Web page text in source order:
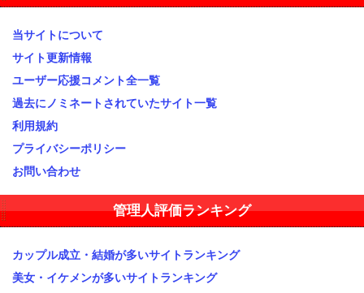
当サイトについて
サイト更新情報
ユーザー応援コメント全一覧
過去にノミネートされていたサイト一覧
利用規約
プライバシーポリシー
お問い合わせ
管理人評価ランキング
カップル成立・結婚が多いサイトランキング
美女・イケメンが多いサイトランキング